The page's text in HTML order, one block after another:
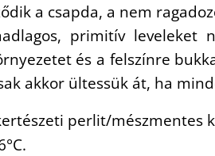
a csapda, a nem
primitív leveleket
és a felszínre
akkor ültessük át, ha
perlit/mészmentes
°C.